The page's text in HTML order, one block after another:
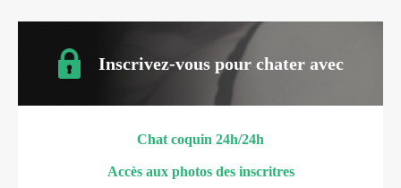
Inscrivez-vous pour chater avec
Chat coquin 24h/24h
Accès aux photos des inscritres